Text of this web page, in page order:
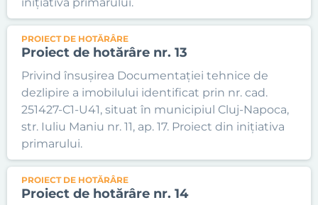
PROIECT DE HOTĂRÂRE
Proiect de hotărâre nr. 13
Privind însușirea Documentației tehnice de
dezlipire a imobilului identificat prin nr. cad.
251427-C1-U41, situat în municipiul Cluj-Napoca,
str. Iuliu Maniu nr. 11, ap. 17. Proiect din inițiativa
primarului.
PROIECT DE HOTĂRÂRE
Proiect de hotărâre nr. 14